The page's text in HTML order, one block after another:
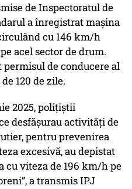
de Inspectoratul de
a înregistrat mașina
cu 146 km/h
acel sector de drum.
de conducere al
120 de zile.
2025, poliţiştii
desfăşurau activităţi de
pentru prevenirea
excesivă, au depistat
cu viteza de 196 km/h pe
a transmis IPJ